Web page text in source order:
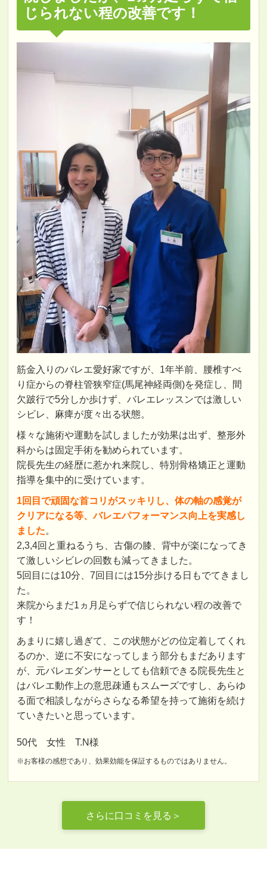
じられない程の改善です！
筋金入りのバレエ愛好家ですが、1年半前、腰椎すべ
り症からの脊柱管狭窄症(馬尾神経両側)を発症し、間
欠跛行で5分しか歩けず、バレエレッスンでは激しい
シビレ、麻痺が度々出る状態。
様々な施術や運動を試しましたが効果は出ず、整形外
科からは固定手術を勧められています。
院長先生の経歴に惹かれ来院し、特別骨格矯正と運動
指導を集中的に受けています。
1回目で頑固な首コリがスッキリし、体の軸の感覚が
クリアになる等、バレエパフォーマンス向上を実感し
ました。
2,3,4回と重ねるうち、古傷の膝、背中が楽になってき
て激しいシビレの回数も減ってきました。
5回目には10分、7回目には15分歩ける日もでてきまし
た。
来院からまだ1ヵ月足らずで信じられない程の改善で
す！
あまりに嬉し過ぎて、この状態がどの位定着してくれ
るのか、逆に不安になってしまう部分もまだあります
が、元バレエダンサーとしても信頼できる院長先生と
はバレエ動作上の意思疎通もスムーズですし、あらゆ
る面で相談しながらさらなる希望を持って施術を続け
ていきたいと思っています。
50代 女性 T.N様
※お客様の感想であり、効果効能を保証するものではありません。
さらに口コミを見る＞